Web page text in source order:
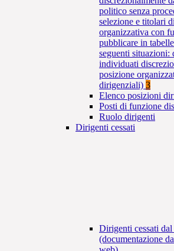
politico senza
selezione e titolari
organizzativa con
pubblicare in
seguenti
individuati
posizione
dirigenziali) 3
Elenco posizioni
Posti di funzione
Ruolo dirigenti
Dirigenti cessati
Dirigenti cessati
(documentazione